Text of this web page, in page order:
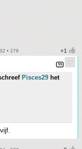
• 276
Pisces29 het